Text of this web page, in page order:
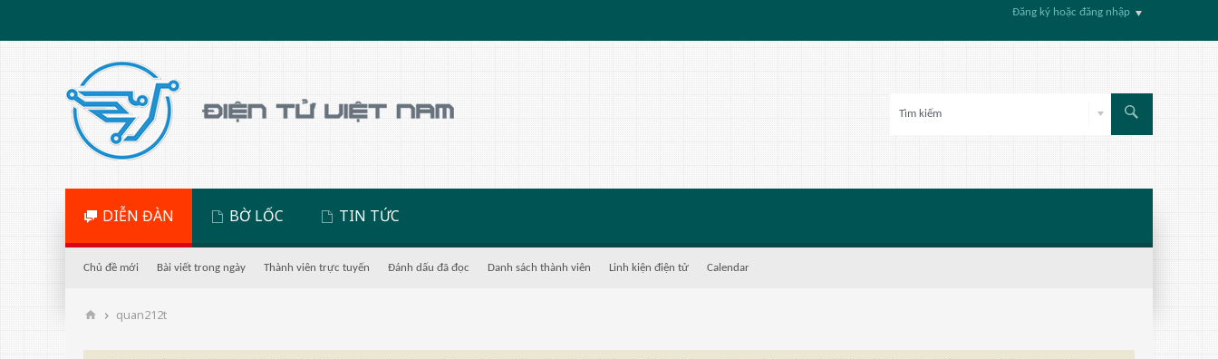
Đăng ký hoặc đăng nhập
DIỄN ĐÀN BỜ LỐC TIN TỨC
Chủ đề mới Bài viết trong ngày Thành viên trực tuyến Đánh dấu đã đọc Danh sách thành viên Linh kiện điện tử Calendar
quan212t